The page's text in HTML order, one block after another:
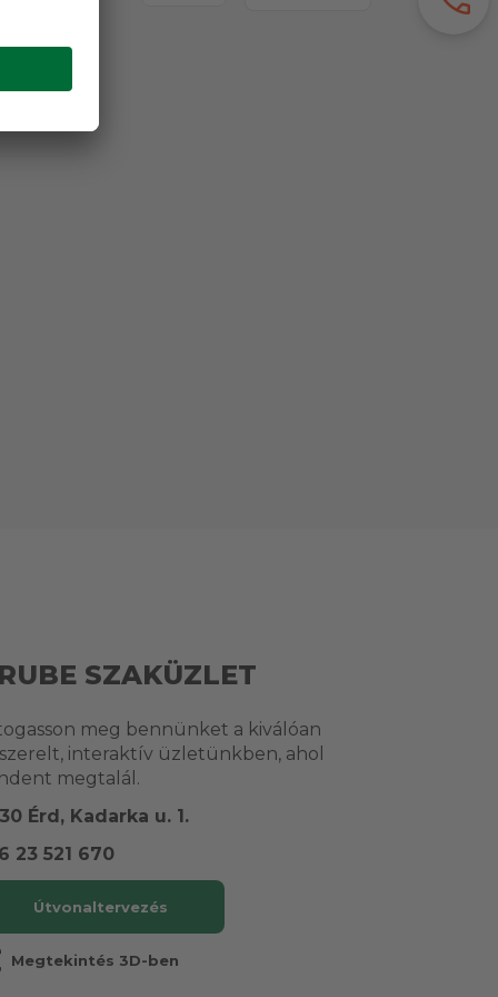
SZAKÜZLET
meg bennünket a kiválóan
interaktív üzletünkben, ahol
megtalál.
Érd, Kadarka u. 1.
23 521 670
Útvonaltervezés
Megtekintés 3D-ben